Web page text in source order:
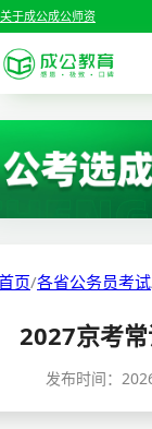
关于成公成公师资
考试公告
职位表
准考证打印
考试政策
成绩查询
页/各省公务员考试
2027京考
发布时间：